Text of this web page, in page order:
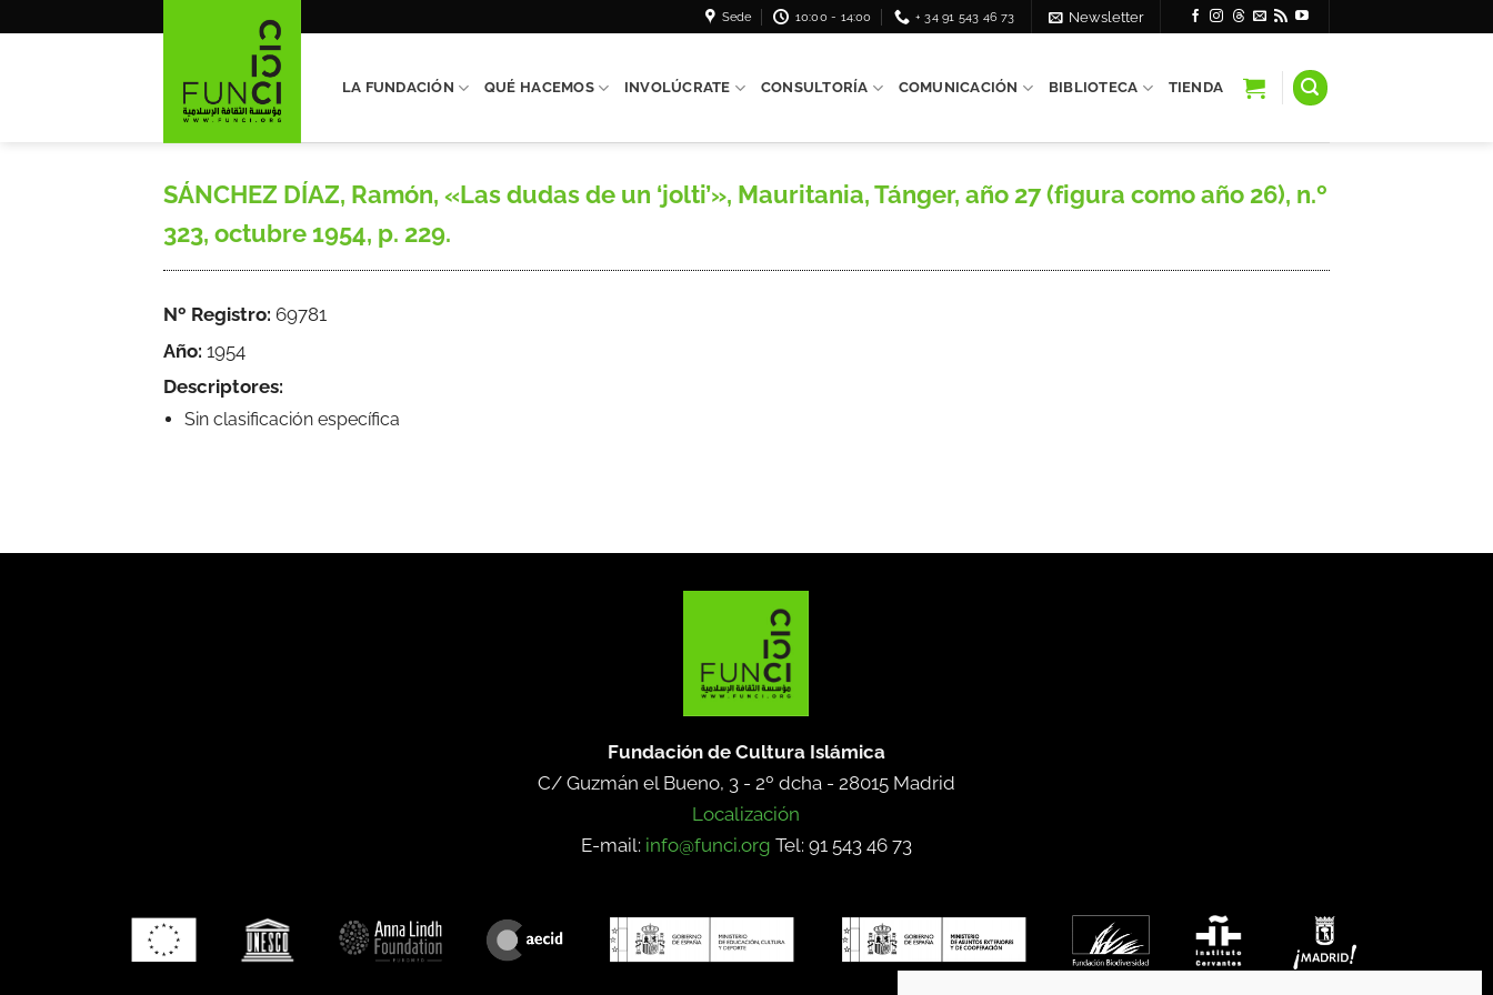
Sede 10:00 - 14:00 + 34 91 543 46 73 Newsletter
LA FUNDACIÓN QUÉ HACEMOS INVOLÚCRATE CONSULTORÍA COMUNICACIÓN BIBLIOTECA TIENDA
SÁNCHEZ DÍAZ, Ramón, «Las dudas de un ‘jolti’», Mauritania, Tánger, año 27 (figura como año 26), n.º
323, octubre 1954, p. 229.
Nº Registro: 69781
Año: 1954
Descriptores:
Sin clasificación específica
Fundación de Cultura Islámica
C/ Guzmán el Bueno, 3 - 2º dcha - 28015 Madrid
Localización
E-mail: info@funci.org Tel: 91 543 46 73